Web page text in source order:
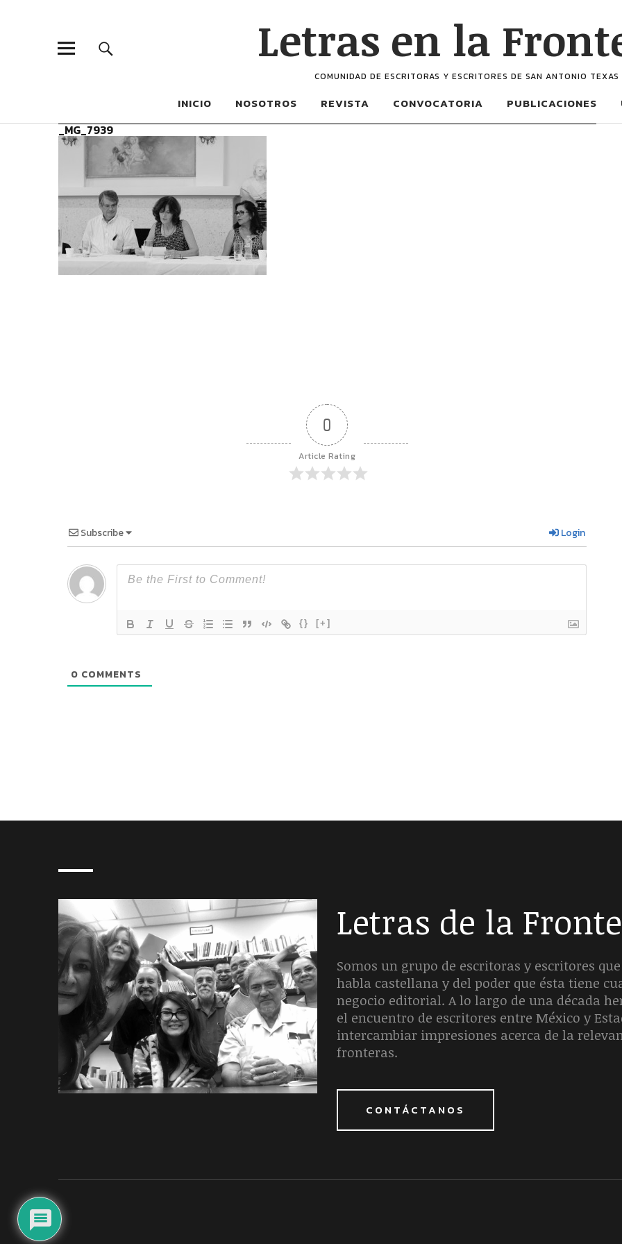
Letras en la
COMUNIDAD DE ESCRITORAS Y ESCRITORES DE SAN ANTONIO TEXAS
INICIO NOSOTROS REVISTA CONVOCATORIA PUBLICACIONES
_MG_7939
0
Article Rating
Subscribe Login
{} [+]
0 COMMENTS
Letras de la
Somos un grupo de escritoras y escritores
habla castellana y del poder que ésta tiene
negocio editorial. A lo largo de una década
el encuentro de escritores entre México y
intercambiar impresiones acerca de la
fronteras.
CONTÁCTANOS